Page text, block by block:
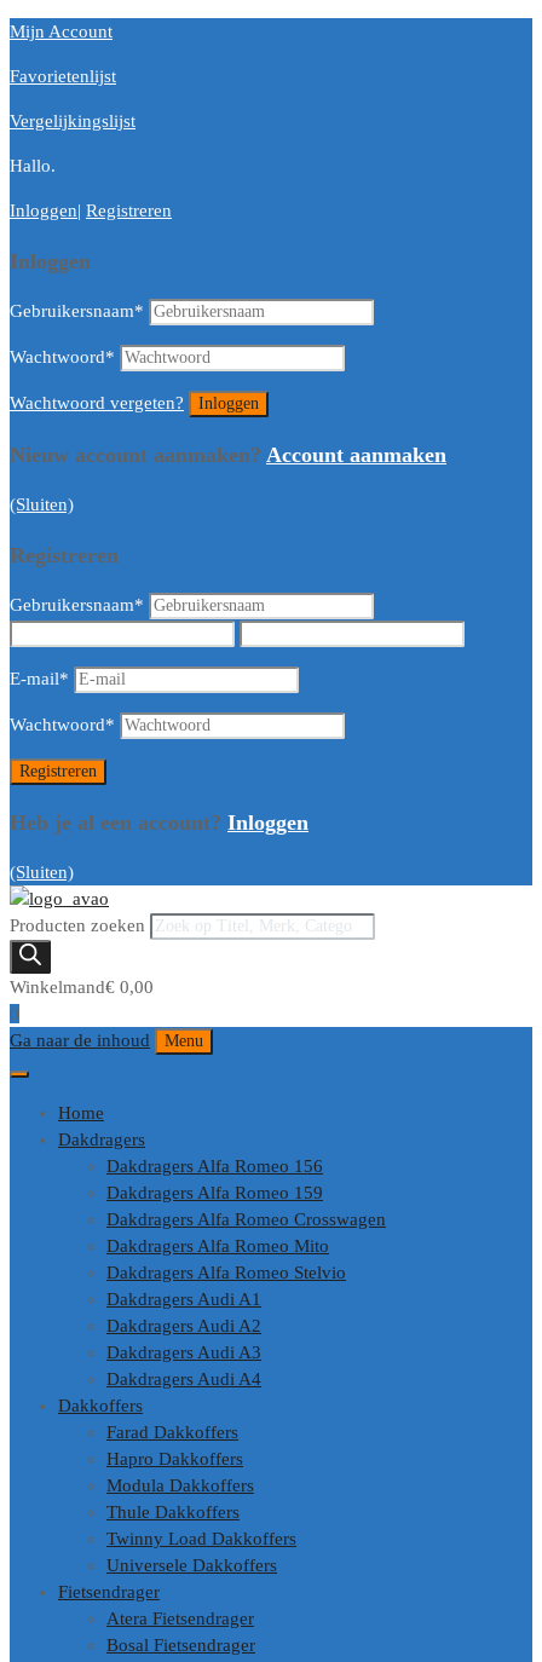
Mijn Account
Favorietenlijst
Vergelijkingslijst
Hallo.
Inloggen| Registreren
Inloggen
Gebruikersnaam*
Wachtwoord*
Wachtwoord vergeten?
Nieuw account aanmaken? Account aanmaken
(Sluiten)
Registreren
Gebruikersnaam*
E-mail*
Wachtwoord*
Heb je al een account? Inloggen
(Sluiten)
Producten zoeken
Winkelmand€ 0,00
0
Ga naar de inhoud
Menu
Home
Dakdragers
Dakdragers Alfa Romeo 156
Dakdragers Alfa Romeo 159
Dakdragers Alfa Romeo Crosswagen
Dakdragers Alfa Romeo Mito
Dakdragers Alfa Romeo Stelvio
Dakdragers Audi A1
Dakdragers Audi A2
Dakdragers Audi A3
Dakdragers Audi A4
Dakkoffers
Farad Dakkoffers
Hapro Dakkoffers
Modula Dakkoffers
Thule Dakkoffers
Twinny Load Dakkoffers
Universele Dakkoffers
Fietsendrager
Atera Fietsendrager
Bosal Fietsendrager